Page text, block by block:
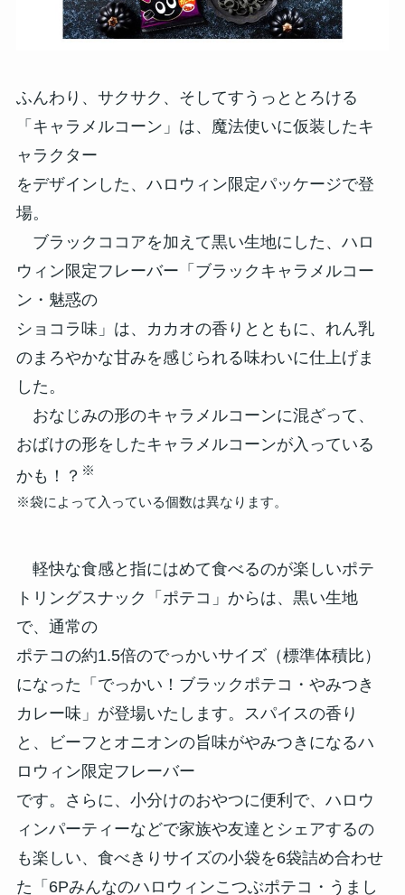
ふんわり、サクサク、そしてすうっととろける
「キャラメルコーン」は、魔法使いに仮装したキ
ャラクター
をデザインした、ハロウィン限定パッケージで登
場。
ブラックココアを加えて黒い生地にした、ハロ
ウィン限定フレーバー「ブラックキャラメルコー
ン・魅惑の
ショコラ味」は、カカオの香りとともに、れん乳
のまろやかな甘みを感じられる味わいに仕上げま
した。
おなじみの形のキャラメルコーンに混ざって、
おばけの形をしたキャラメルコーンが入っている
かも！？ ※
※袋によって入っている個数は異なります。
軽快な食感と指にはめて食べるのが楽しいポテ
トリングスナック「ポテコ」からは、黒い生地
で、通常の
ポテコの約1.5倍のでっかいサイズ（標準体積比）
になった「でっかい！ブラックポテコ・やみつき
カレー味」が登場いたします。スパイスの香り
と、ビーフとオニオンの旨味がやみつきになるハ
ロウィン限定フレーバー
です。さらに、小分けのおやつに便利で、ハロウ
ィンパーティーなどで家族や友達とシェアするの
も楽しい、食べきりサイズの小袋を6袋詰め合わせ
た「6Pみんなのハロウィンこつぶポテコ・うまし